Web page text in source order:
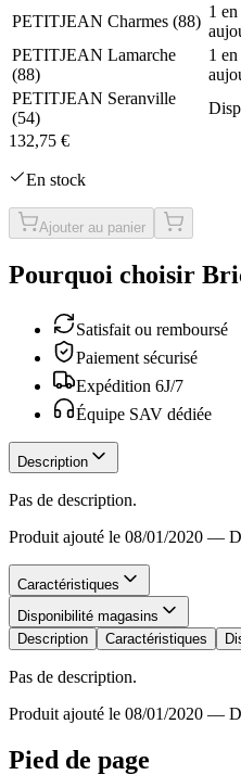
PETITJEAN Charmes (88)
1
PETITJEAN Lamarche
(88)
1
PETITJEAN Seranville
(54)
132,75 €
En stock
Ajouter au panier
Pourquoi choisir
Satisfait ou remboursé
Paiement sécurisé
Expédition 6J/7
Équipe SAV dédiée
Description
Pas de description.
Produit ajouté le 08/01/2020 —
Caractéristiques
Disponibilité magasins
Description
Caractéristiques
Pas de description.
Produit ajouté le 08/01/2020 —
Pied de page